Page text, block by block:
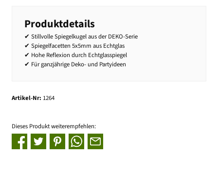
Produktdetails
✔ Stillvolle Spiegelkugel aus der DEKO-Serie
✔ Spiegelfacetten 5x5mm aus Echtglas
✔ Hohe Reflexion durch Echtglasspiegel
✔ Für ganzjährige Deko- und Partyideen
Artikel-Nr: 1264
Dieses Produkt weiterempfehlen: